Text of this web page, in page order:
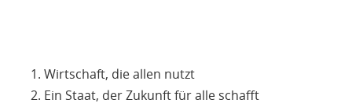
Wirtschaft, die allen nutzt
Ein Staat, der Zukunft für alle schafft